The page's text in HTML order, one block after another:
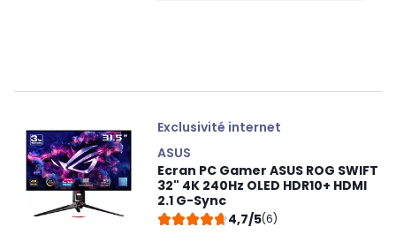
Exclusivité internet
ASUS
Ecran PC Gamer ASUS ROG SWIFT
32" 4K 240Hz OLED HDR10+ HDMI
2.1 G-Sync
4,7/5(6)